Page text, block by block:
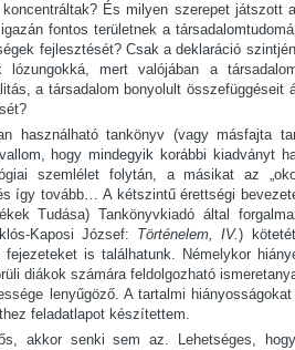
És milyen szerepet játszott
fontos területnek a
fejlesztését? Csak a deklaráció
lózungokká, mert valójában a
a társadalom bonyolult
használható tankönyv (vagy másfajta
hogy mindegyik korábbi kiadványt
szemlélet folytán, a másikat az
így tovább… A kétszintű érettségi
Tudása) Tankönyvkiadó által
Kaposi József: Történelem, IV.)
fejezeteket is találhatunk. Némelykor
diákok számára feldolgozható
lenyűgöző. A tartalmi
feladatlapot készítettem.
akkor senki sem az. Lehetséges, hogy